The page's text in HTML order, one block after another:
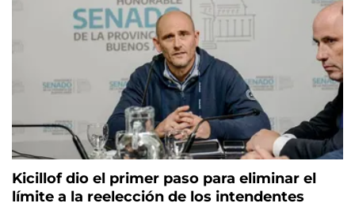
Kicillof dio el primer paso para eliminar el
límite a la reelección de los intendentes